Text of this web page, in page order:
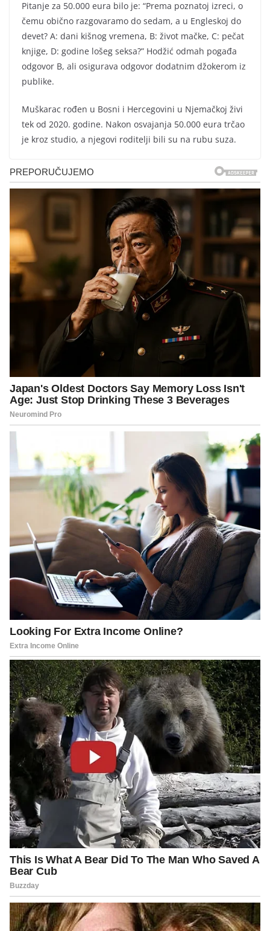
Pitanje za 50.000 eura bilo je: “Prema poznatoj izreci, o
čemu obično razgovaramo do sedam, a u Engleskoj do
devet? A: dani kišnog vremena, B: život mačke, C: pečat
knjige, D: godine lošeg seksa?” Hodžić odmah pogađa
odgovor B, ali osigurava odgovor dodatnim džokerom iz
publike.
Muškarac rođen u Bosni i Hercegovini u Njemačkoj živi
tek od 2020. godine. Nakon osvajanja 50.000 eura trčao
je kroz studio, a njegovi roditelji bili su na rubu suza.